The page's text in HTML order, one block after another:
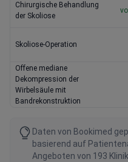
Chirurgische Behandlung
der Skoliose
Skoliose-Operation
Offene mediane
Dekompression der
Wirbelsäule mit
Bandrekonstruktion
Daten von Bookimed
basierend auf
Angeboten von 193